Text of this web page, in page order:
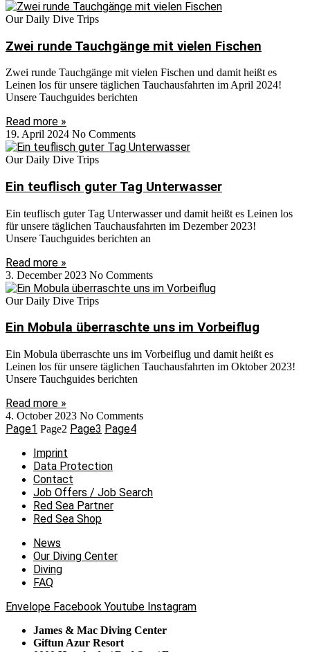
Our Daily Dive Trips
Zwei runde Tauchgänge mit vielen Fischen
Zwei runde Tauchgänge mit vielen Fischen und damit heißt es
Leinen los für unsere täglichen Tauchausfahrten im April 2024!
Unsere Tauchguides berichten
Read more »
19. April 2024 No Comments
Our Daily Dive Trips
Ein teuflisch guter Tag Unterwasser
Ein teuflisch guter Tag Unterwasser und damit heißt es Leinen los
für unsere täglichen Tauchausfahrten im Dezember 2023!
Unsere Tauchguides berichten an
Read more »
3. December 2023 No Comments
Our Daily Dive Trips
Ein Mobula überraschte uns im Vorbeiflug
Ein Mobula überraschte uns im Vorbeiflug und damit heißt es
Leinen los für unsere täglichen Tauchausfahrten im Oktober 2023!
Unsere Tauchguides berichten
Read more »
4. October 2023 No Comments
Page1 Page2 Page3 Page4
Imprint
Data Protection
Contact
Job Offers / Job Search
Red Sea Partner
Red Sea Shop
News
Our Diving Center
Diving
FAQ
Envelope Facebook Youtube Instagram
James & Mac Diving Center
Giftun Azur Resort